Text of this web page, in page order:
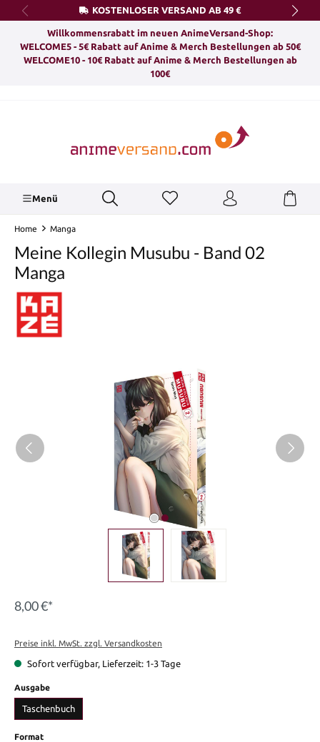
springen KOSTENLOSER VERSAND AB 49 €
Willkommensrabatt im neuen AnimeVersand-Shop:
WELCOME5 - 5€ Rabatt auf Anime & Merch Bestellungen ab 50€
WELCOME10 - 10€ Rabatt auf Anime & Merch Bestellungen ab
100€
Menü
Home Manga
Meine Kollegin Musubu - Band 02
Manga
8,00 €*
Preise inkl. MwSt. zzgl. Versandkosten
Sofort verfügbar, Lieferzeit: 1-3 Tage
Ausgabeauswählen
Taschenbuch
Formatauswählen